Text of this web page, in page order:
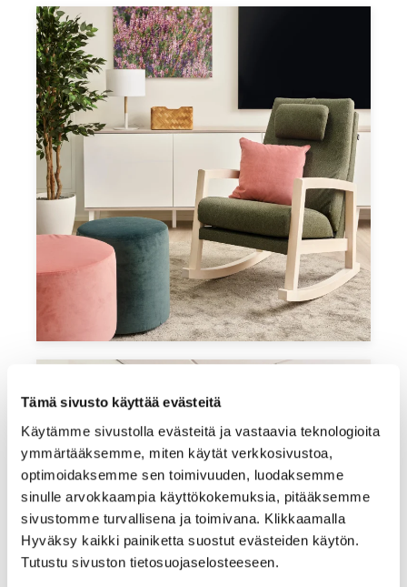
Tämä sivusto käyttää evästeitä
Käytämme sivustolla evästeitä ja vastaavia teknologioita
ymmärtääksemme, miten käytät verkkosivustoa,
optimoidaksemme sen toimivuuden, luodaksemme
sinulle arvokkaampia käyttökokemuksia, pitääksemme
sivustomme turvallisena ja toimivana. Klikkaamalla
Hyväksy kaikki painiketta suostut evästeiden käytön.
Tutustu sivuston tietosuojaselosteeseen.